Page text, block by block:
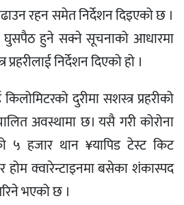
रहन समेत निर्देशन दिइएको छ ।
घुसपैठ हुने सक्ने सूचनाको आधारमा
निर्देशन दिएको हो ।
दुरीमा सशस्त्र प्रहरीको
अवस्थामा छ। यसै गरी कोरोना
५ हजार थान ¥यापिड टेस्ट किट
होम क्वारेन्टाइनमा बसेका शंकास्पद
भएको छ ।